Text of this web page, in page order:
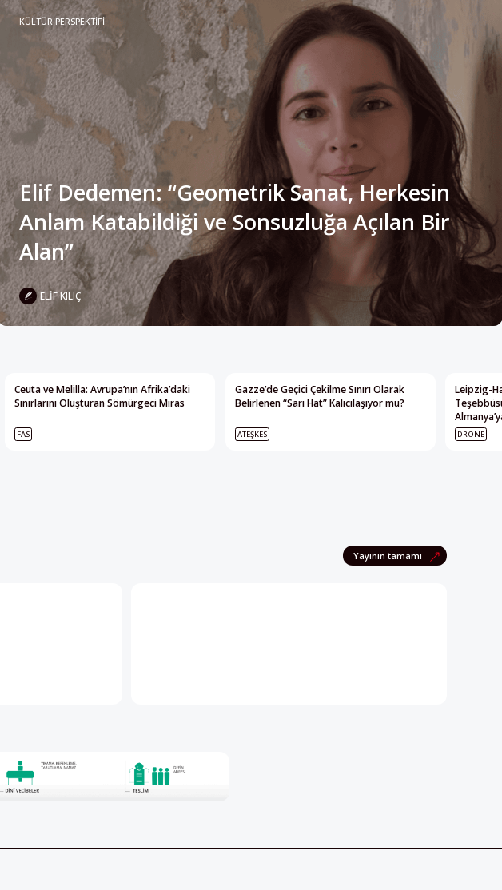
KÜLTÜR PERSPEKTİFİ
Elif Dedemen: “Geometrik Sanat, Herkesin
Anlam Katabildiği ve Sonsuzluğa Açılan Bir
Alan”
ELIF KILIÇ
Ceuta ve Melilla: Avrupa’nın Afrika’daki
Sınırlarını Oluşturan Sömürgeci Miras
FAS
Gazze’de Geçici Çekilme Sınırı Olarak
Belirlenen “Sarı Hat” Kalıcılaşıyor mu?
ATEŞKES
Leipzig-
DRONE
Yayının tamamı